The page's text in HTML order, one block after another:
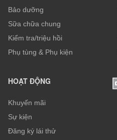
Bảo dưỡng
Sữa chữa chung
Kiểm tra/triệu hồi
Phụ tùng & Phụ kiện
HOẠT ĐỘNG
Khuyến mãi
Sự kiện
Đăng ký lái thử